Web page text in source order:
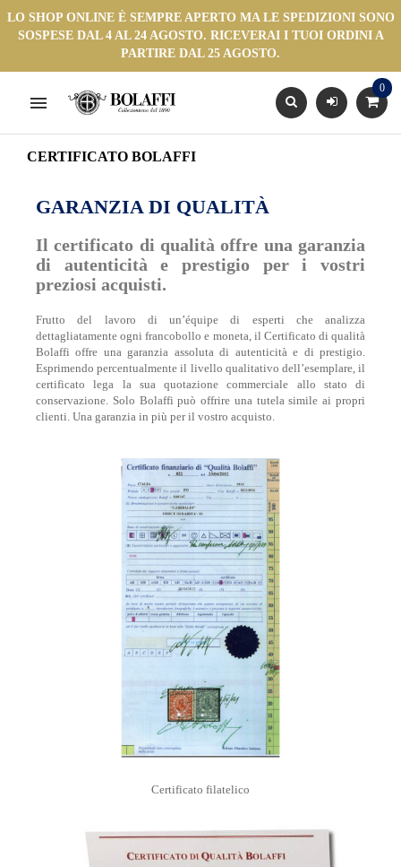
LO SHOP ONLINE È SEMPRE APERTO MA LE SPEDIZIONI SONO
SOSPESE DAL 4 AL 24 AGOSTO. RICEVERAI I TUOI ORDINI A
PARTIRE DAL 25 AGOSTO.

0
CERTIFICATO BOLAFFI
GARANZIA DI QUALITÀ
Il certificato di qualità offre una garanzia
di autenticità e prestigio per i vostri
preziosi acquisti.
Frutto del lavoro di un’équipe di esperti che analizza
dettagliatamente ogni francobollo e moneta, il Certificato di qualità
Bolaffi offre una garanzia assoluta di autenticità e di prestigio.
Esprimendo percentualmente il livello qualitativo dell’esemplare, il
certificato lega la sua quotazione commerciale allo stato di
conservazione. Solo Bolaffi può offrire una tutela simile ai propri
clienti. Una garanzia in più per il vostro acquisto.
Certificato filatelico